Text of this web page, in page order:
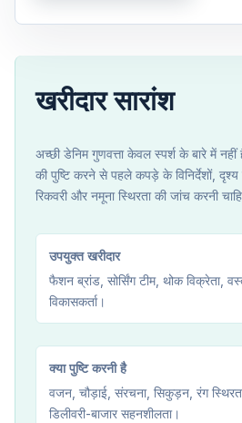
खरीदार सारांश
अच्छी डेनिम गुणवत्ता केवल स्पर्श के बारे में नहीं
की पुष्टि करने से पहले कपड़े के विनिर्देशों, दृश्य
रिकवरी और नमूना स्थिरता की जांच करनी
उपयुक्त खरीदार
फैशन ब्रांड, सोर्सिंग टीम, थोक विक्रेता,
विकासकर्ता।
क्या पुष्टि करनी है
वजन, चौड़ाई, संरचना, सिकुड़न, रंग
डिलीवरी-बाजार सहनशीलता।